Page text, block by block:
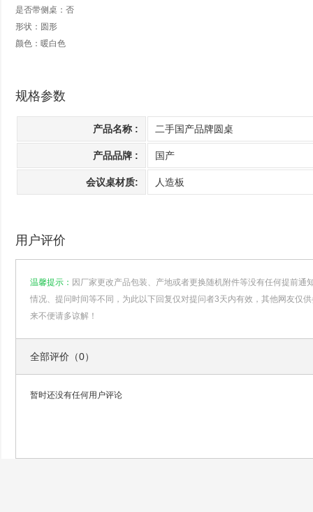
是否带侧桌：否
形状：圆形
颜色：暖白色
规格参数
产品名称 : 二手国产品牌圆桌
产品品牌 : 国产
会议桌材质: 人造板
用户评价
温馨提示： 因厂家更改产品包装、产地或者更换随机附件等没有任何提前通
情况、提问时间等不同，为此以下回复仅对提问者3天内有效，其他网友仅
来不便请多谅解！
全部评价（0）
暂时还没有任何用户评论